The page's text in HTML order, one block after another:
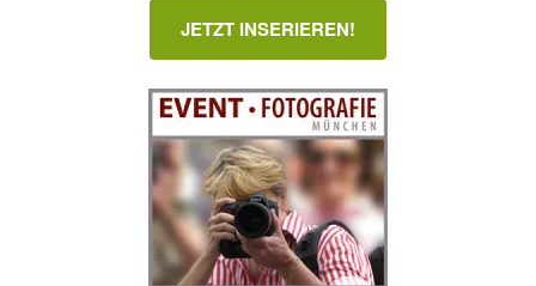
JETZT INSERIEREN!